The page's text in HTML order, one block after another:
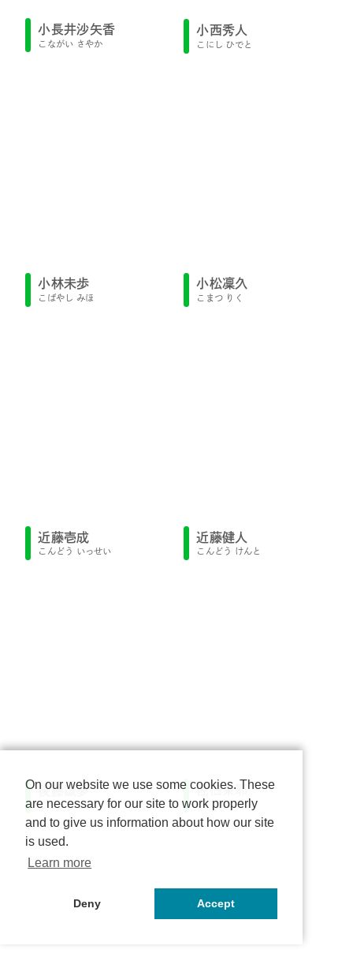
小長井沙矢香
こながい さやか
小西秀人
こにし ひでと
小林未歩
こばやし みほ
小松凜久
こまつ りく
近藤壱成
こんどう いっせい
近藤健人
こんどう けんと
後藤誠夢
ごとう もとむ
佐伯茉耶
さえき まや
On our website we use some cookies. These
are necessary for our site to work properly
and to give us information about how our site
is used.
Learn more
Deny Accept